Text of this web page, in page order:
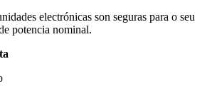
electrónicas son seguras para o seu
potencia nominal.